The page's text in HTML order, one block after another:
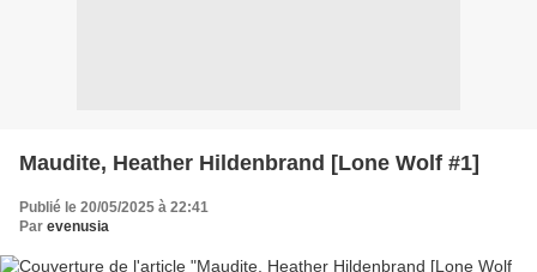
Maudite, Heather Hildenbrand [Lone Wolf #1]
Publié le 20/05/2025 à 22:41
Par evenusia